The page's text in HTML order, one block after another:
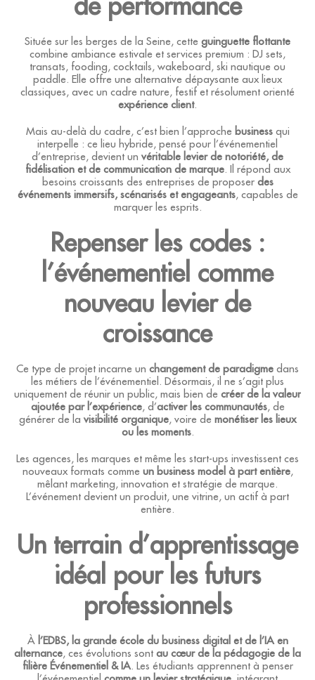
de performance
Située sur les berges de la Seine, cette guinguette flottante
combine ambiance estivale et services premium : DJ sets,
transats, fooding, cocktails, wakeboard, ski nautique ou
paddle. Elle offre une alternative dépaysante aux lieux
classiques, avec un cadre nature, festif et résolument orienté
expérience client.
Mais au-delà du cadre, c’est bien l’approche businessqui
interpelle : ce lieu hybride, pensé pour l’événementiel
d’entreprise, devient un véritable levier de notoriété, de
fidélisation et de communication de marque. Il répond aux
besoins croissants des entreprises de proposer des
événements immersifs, scénarisés et engageants, capables de
marquer les esprits.
Repenser les codes :
l’événementiel comme
nouveau levier de
croissance
Ce type de projet incarne un changement de paradigme dans
les métiers de l’événementiel. Désormais, il ne s’agit plus
uniquement de réunir un public, mais bien de créer de la valeur
ajoutée par l’expérience, d’activer les communautés, de
générer de la visibilité organique, voire de monétiser les lieux
ou les moments.
Les agences, les marques et même les start-ups investissent ces
nouveaux formats comme un business model à part entière,
mêlant marketing, innovation et stratégie de marque.
L’événement devient un produit, une vitrine, un actif à part
entière.
Un terrain d’apprentissage
idéal pour les futurs
professionnels
À l’EDBS, la grande école du business digital et de l’IA en
alternance, ces évolutions sont au cœur de la pédagogie de la
filière Événementiel & IA. Les étudiants apprennent à penser